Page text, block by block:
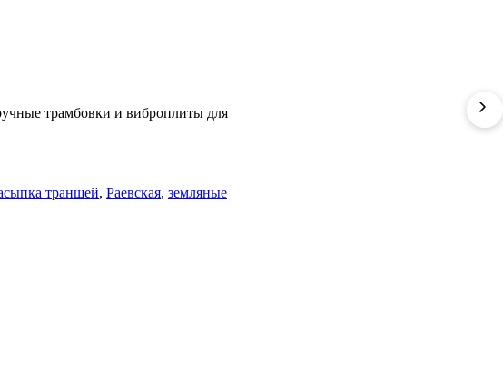
трамбовки и виброплиты для
траншей, Раевская, земляные